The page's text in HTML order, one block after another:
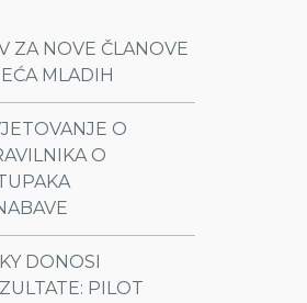
ZA NOVE ČLANOVE
MLADIH
O
O
DONOSI
PILOT